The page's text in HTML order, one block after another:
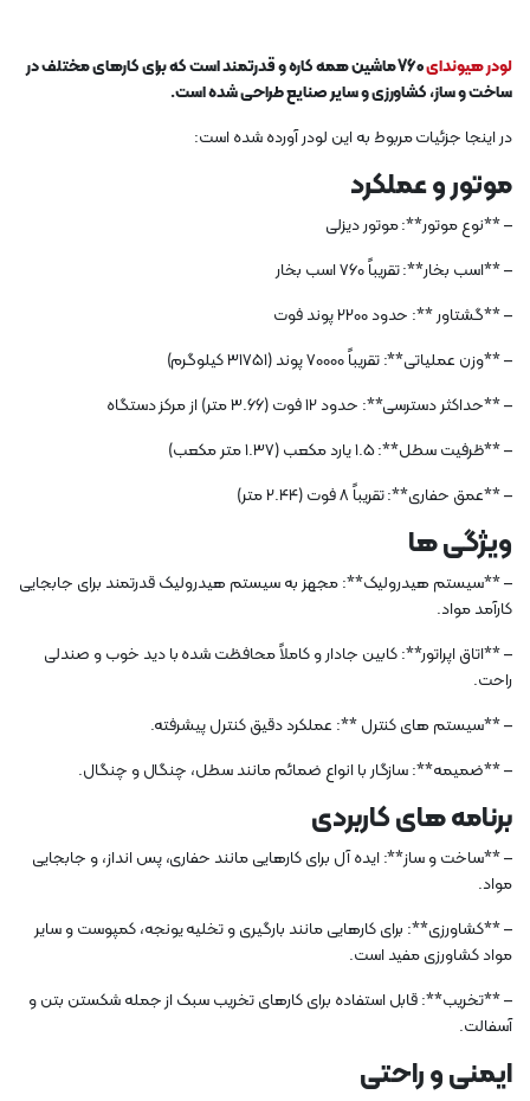
لودر هیوندای
760 ماشین همه کاره و قدرتمند است که برای کارهای مختلف در
ساخت و ساز، کشاورزی و سایر صنایع طراحی شده است.
در اینجا جزئیات مربوط به این لودر آورده شده است:
موتور و عملکرد
– **نوع موتور**: موتور دیزلی
– **اسب بخار**: تقریباً 760 اسب بخار
– **گشتاور **: حدود 2200 پوند فوت
– **وزن عملیاتی**: تقریباً 70000 پوند (31751 کیلوگرم)
– **حداکثر دسترسی**: حدود 12 فوت (3.66 متر) از مرکز دستگاه
– **ظرفیت سطل**: 1.5 یارد مکعب (1.37 متر مکعب)
– **عمق حفاری**: تقریباً 8 فوت (2.44 متر)
ویژگی ها
– **سیستم هیدرولیک**: مجهز به سیستم هیدرولیک قدرتمند برای جابجایی
کارآمد مواد.
– **اتاق اپراتور**: کابین جادار و کاملاً محافظت شده با دید خوب و صندلی
راحت.
– **سیستم های کنترل **: عملکرد دقیق کنترل پیشرفته.
– **ضمیمه**: سازگار با انواع ضمائم مانند سطل، چنگال و چنگال.
برنامه های کاربردی
– **ساخت و ساز**: ایده آل برای کارهایی مانند حفاری، پس انداز، و جابجایی
مواد.
– **کشاورزی**: برای کارهایی مانند بارگیری و تخلیه یونجه، کمپوست و سایر
مواد کشاورزی مفید است.
– **تخریب**: قابل استفاده برای کارهای تخریب سبک از جمله شکستن بتن و
آسفالت.
ایمنی و راحتی